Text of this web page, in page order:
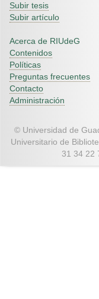
Subir tesis
Subir artículo
Acerca de RIUdeG
Contenidos
Políticas
Preguntas frecuentes
Contacto
Administración
© Universidad de
Universitario de
31 34 22